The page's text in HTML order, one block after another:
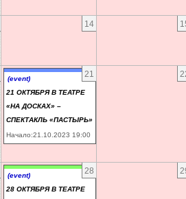
14
21
(event)
21 ОКТЯБРЯ В ТЕАТРЕ
«НА ДОСКАХ» –
СПЕКТАКЛЬ «ПАСТЫРЬ»
Начало:21.10.2023 19:00
28
(event)
28 ОКТЯБРЯ В ТЕАТРЕ